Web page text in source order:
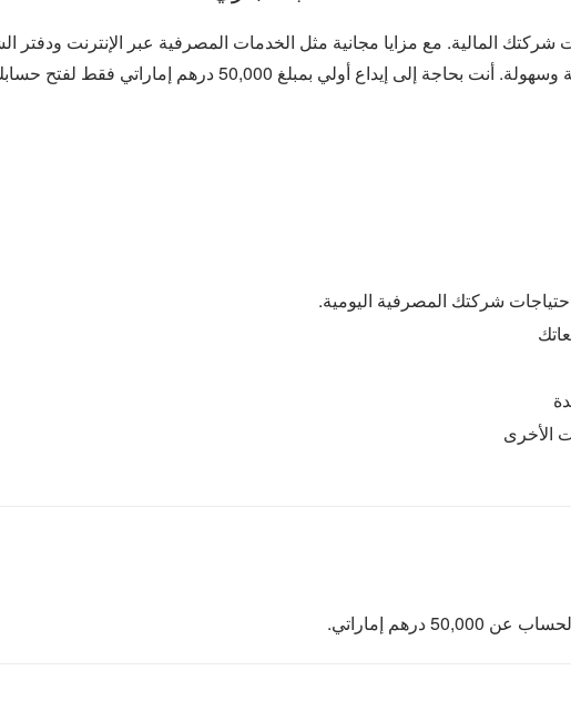
المالية. مع مزايا مجانية مثل الخدمات المصرفية عبر الإنترنت ودفتر
أولي بمبلغ 50,000 درهم إماراتي فقط لفتح حسابك معنا.
شركتك المصرفية اليومية.
الأخرى